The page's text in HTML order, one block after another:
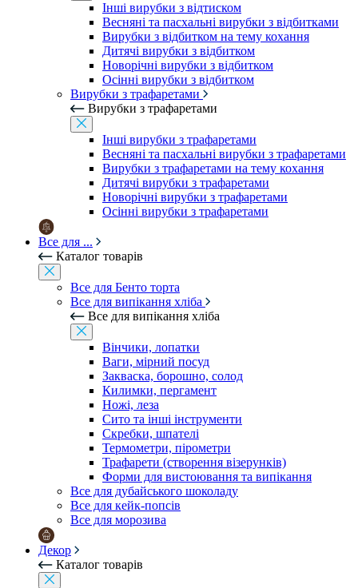
Інші вирубки з відтиском
Весняні та пасхальні вирубки з відбитками
Вирубки з відбитком на тему кохання
Дитячі вирубки з відбитком
Новорічні вирубки з відбитком
Осінні вирубки з відбитком
Вирубки з трафаретами
Вирубки з трафаретами
Інші вирубки з трафаретами
Весняні та пасхальні вирубки з трафаретами
Вирубки з трафаретами на тему кохання
Дитячі вирубки з трафаретами
Новорічні вирубки з трафаретами
Осінні вирубки з трафаретами
Все для ...
Каталог товарів
Все для Бенто торта
Все для випікання хліба
Все для випікання хліба
Вінчики, лопатки
Ваги, мірний посуд
Закваска, борошно, солод
Килимки, пергамент
Ножі, леза
Сито та інші інструменти
Скребки, шпателі
Термометри, пірометри
Трафарети (створення візерунків)
Форми для вистоювання та випікання
Все для дубайського шоколаду
Все для кейк-попсів
Все для морозива
Декор
Каталог товарів